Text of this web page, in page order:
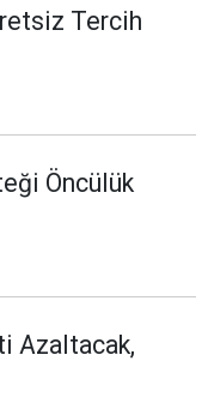
Tercih
Öncülük
Azaltacak,